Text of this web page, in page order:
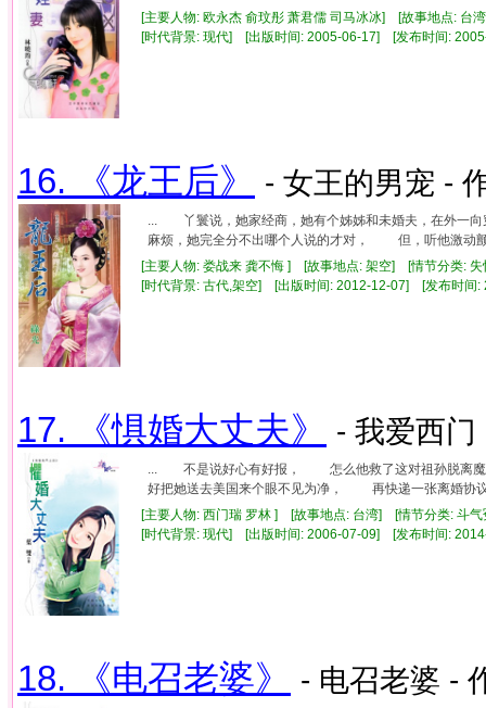
[主要人物: 欧永杰 俞玟彤 萧君儒 司马冰冰] [故事地点: 台
[时代背景: 现代] [出版时间: 2005-06-17] [发布时间:
16. 《龙王后》 - 女王的男宠 -
... 丫鬟说，她家经商，她有个姊姊和未婚夫，在外
麻烦，她完全分不出哪个人说的才对， 但，听他激动
[主要人物: 娄战来 龚不悔 ] [故事地点: 架空] [情节分类: 失
[时代背景: 古代,架空] [出版时间: 2012-12-07] [发布时
17. 《惧婚大丈夫》 - 我爱西
... 不是说好心有好报， 怎么他救了这对祖孙脱
好把她送去美国来个眼不见为净， 再快递一张离婚协
[主要人物: 西门瑞 罗林 ] [故事地点: 台湾] [情节分类: 斗气
[时代背景: 现代] [出版时间: 2006-07-09] [发布时间:
18. 《电召老婆》 - 电召老婆 -